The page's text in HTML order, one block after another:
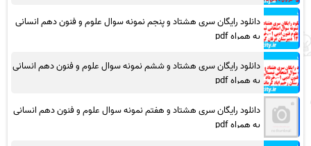
دانلود رایگان سری هشتاد و پنجم نمونه سوال علوم و فنون دهم انسانی
به همراه pdf
دانلود رایگان سری هشتاد و ششم نمونه سوال علوم و فنون دهم انسانی
به همراه pdf
دانلود رایگان سری هشتاد و هفتم نمونه سوال علوم و فنون دهم انسانی
به همراه pdf